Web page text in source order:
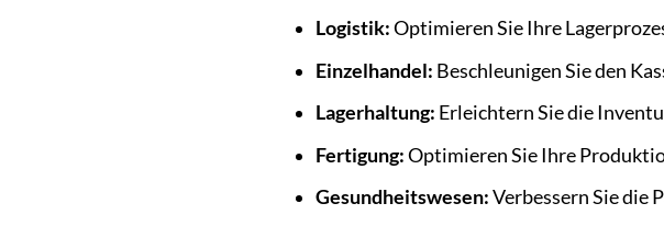
Logistik:Optimieren Sie Ihre
Einzelhandel: Beschleunigen Sie den
Lagerhaltung: Erleichtern Sie die
Fertigung:Optimieren Sie Ihre
Gesundheitswesen:Verbessern Sie die